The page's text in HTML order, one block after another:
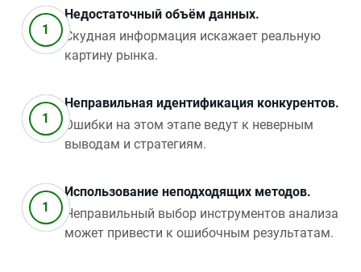
Недостаточный объём данных.
Скудная информация искажает реальную
картину рынка.
Неправильная идентификация конкурентов.
Ошибки на этом этапе ведут к неверным
выводам и стратегиям.
Использование неподходящих методов.
Неправильный выбор инструментов анализа
может привести к ошибочным результатам.